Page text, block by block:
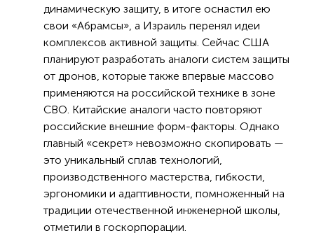
динамическую защиту, в итоге оснастил ею
свои «Абрамсы», а Израиль перенял идеи
комплексов активной защиты. Сейчас США
планируют разработать аналоги систем защиты
от дронов, которые также впервые массово
применяются на российской технике в зоне
СВО. Китайские аналоги часто повторяют
российские внешние форм-факторы. Однако
главный «секрет» невозможно скопировать —
это уникальный сплав технологий,
производственного мастерства, гибкости,
эргономики и адаптивности, помноженный на
традиции отечественной инженерной школы,
отметили в госкорпорации.